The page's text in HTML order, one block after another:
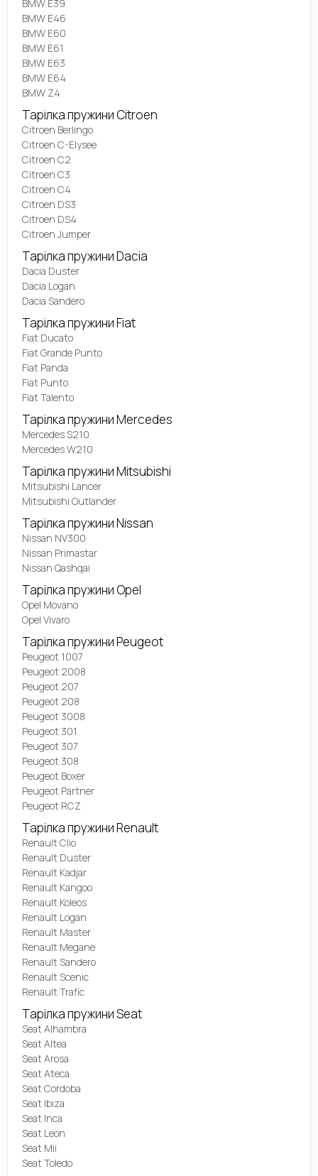
BMW E39
BMW E46
BMW E60
BMW E61
BMW E63
BMW E64
BMW Z4
Тарілка пружини Citroen
Citroen Berlingo
Citroen C-Elysee
Citroen C2
Citroen C3
Citroen C4
Citroen DS3
Citroen DS4
Citroen Jumper
Тарілка пружини Dacia
Dacia Duster
Dacia Logan
Dacia Sandero
Тарілка пружини Fiat
Fiat Ducato
Fiat Grande Punto
Fiat Panda
Fiat Punto
Fiat Talento
Тарілка пружини Mercedes
Mercedes S210
Mercedes W210
Тарілка пружини Mitsubishi
Mitsubishi Lancer
Mitsubishi Outlander
Тарілка пружини Nissan
Nissan NV300
Nissan Primastar
Nissan Qashqai
Тарілка пружини Opel
Opel Movano
Opel Vivaro
Тарілка пружини Peugeot
Peugeot 1007
Peugeot 2008
Peugeot 207
Peugeot 208
Peugeot 3008
Peugeot 301
Peugeot 307
Peugeot 308
Peugeot Boxer
Peugeot Partner
Peugeot RCZ
Тарілка пружини Renault
Renault Clio
Renault Duster
Renault Kadjar
Renault Kangoo
Renault Koleos
Renault Logan
Renault Master
Renault Megane
Renault Sandero
Renault Scenic
Renault Trafic
Тарілка пружини Seat
Seat Alhambra
Seat Altea
Seat Arosa
Seat Ateca
Seat Cordoba
Seat Ibiza
Seat Inca
Seat Leon
Seat Mii
Seat Toledo